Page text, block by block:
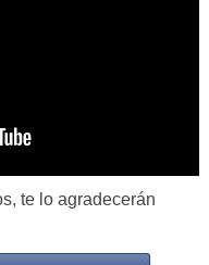
te lo agradecerán